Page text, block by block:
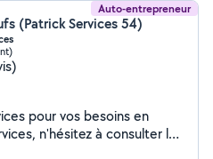
Auto-entrepreneur
(Patrick Services 54)
pour vos besoins en
n'hésitez à consulter les